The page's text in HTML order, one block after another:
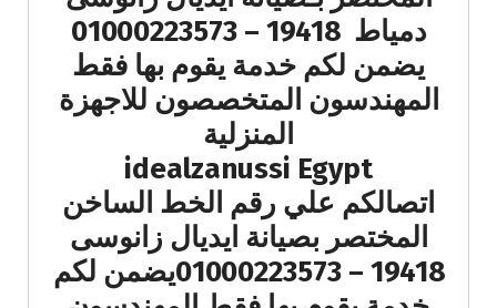
دمياط 19418 – 01000223573
يضمن لكم خدمة يقوم بها فقط
المهندسون المتخصصون للاجهزة
المنزلية
idealzanussi Egypt
اتصالكم علي رقم الخط الساخن
المختصر بصيانة ايديال زانوسى
19418 – 01000223573يضمن لكم